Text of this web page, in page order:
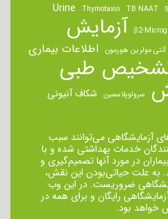
TB NAAT
Thymotaxin
Urine
β2- آزمایش
آنتی مولرین هورمون اطلاعات بیماری
طبی
سرولوپلاسمین شکاف آنیونی
آزمایشگاهی می‌توانند سبب
خدمات بهداشتی شده و با
در مورد آنها تصمیم‌گیری و
به علت حیاتی‌بودن این نقش،
ضروریست. در این وب
رایگان و برای همه در
خواهد بود.